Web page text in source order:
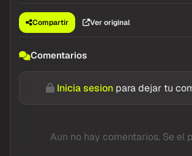
Compartir Ver original
Comentarios
Inicia sesion para dejar tu
Aun no hay comentarios. Se el